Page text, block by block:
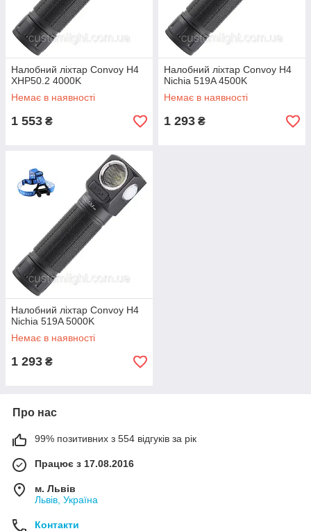
Налобний ліхтар Convoy H4
XHP50.2 4000K
Немає в наявності
1 553 ₴
Налобний ліхтар Convoy H4
Nichia 519A 4500K
Немає в наявності
1 293 ₴
Налобний ліхтар Convoy H4
Nichia 519A 5000K
Немає в наявності
1 293 ₴
Про нас
99% позитивних з 554 відгуків за рік
Працює з 17.08.2016
м. Львів
Львів, Україна
Контакти